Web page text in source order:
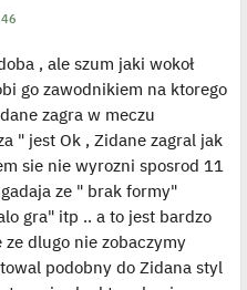
, ale szum jaki wokoł
go zawodnikiem na ktorego
zagra w meczu
" jest Ok , Zidane zagral jak
sie nie wyrozni sposrod 11
ze " brak formy"
gra" itp .. a to jest bardzo
ze dlugo nie zobaczymy
podobny do Zidana styl